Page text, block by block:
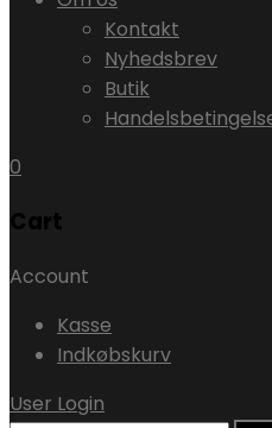
Kontakt
Nyhedsbrev
Butik
0
Cart
Account
Kasse
Indkøbskurv
User Login